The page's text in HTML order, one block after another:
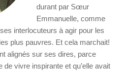
durant par Sœur
Emmanuelle, comme
interlocuteurs à agir pour les
plus pauvres. Et cela marchait!
alignés sur ses dires, parce
de vivre inspirante et qu’elle avait